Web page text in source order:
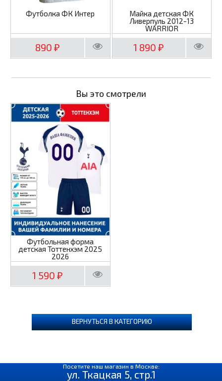
Футболка ФК Интер
890 ₽
Майка детская ФК
Ливерпуль 2012-13
WARRIOR
1 890₽
Вы это смотрели
Футбольная форма
детская Тоттенхэм 2025
2026
1 590 ₽
ВЕРНУТЬСЯ В КАТЕГОРИЮ
Посетите наш магазин в Москве:
ул. Ткацкая 5, стр.1